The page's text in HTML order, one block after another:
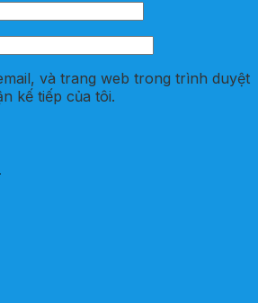
và trang web trong trình duyệt
kế tiếp của tôi.